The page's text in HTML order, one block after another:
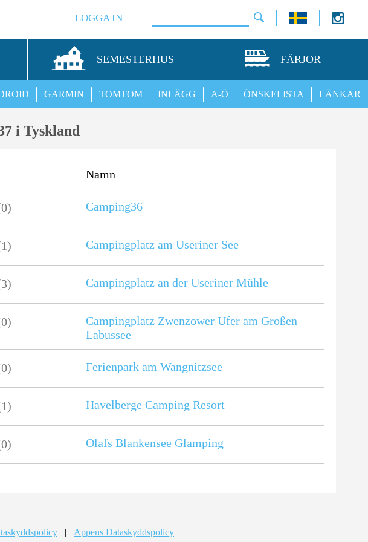
LOGGA IN
SEMESTERHUS FÄRJOR
LÄNKAR
ÖNSKELISTA
A-Ö
INLÄGG
TOMTOM
GARMIN
i Tyskland
Namn
Camping36
Campingplatz am Useriner See
Campingplatz an der Useriner Mühle
Campingplatz Zwenzower Ufer am Großen
Labussee
Ferienpark am Wangnitzsee
Havelberge Camping Resort
Olafs Blankensee Glamping
| Appens Dataskyddspolicy